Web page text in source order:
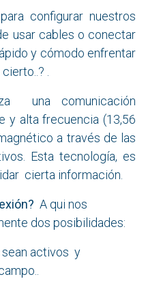
para configurar nuestros
usar cables o conectar
y cómodo enfrentar
.
una comunicación
y alta frecuencia (13,56
a través de las
Esta tecnología, es
cierta información.
A qui nos
dos posibilidades:
activos y